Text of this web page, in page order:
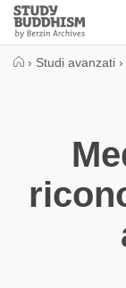
Close
Study
Buddhism
› Studi avanzati ›